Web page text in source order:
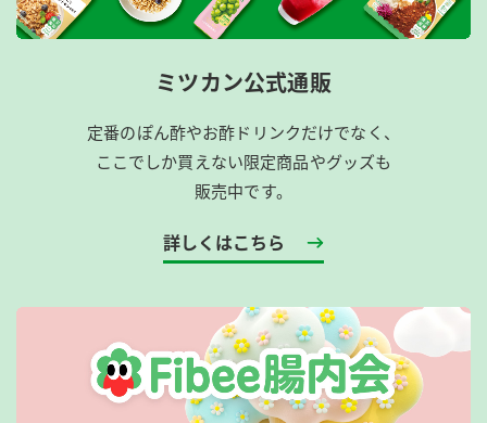
ミツカン公式通販
定番のぽん酢やお酢ドリンクだけでなく、
ここでしか買えない限定商品やグッズも
販売中です。
詳しくはこちら